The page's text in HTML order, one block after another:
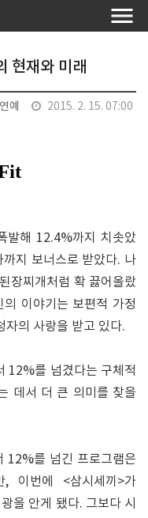
현재와 미래
예 2015. 2. 15. 07:00
발해 12.4%까지 치솟았
지 보너스로 받았다. 나
장찌개처럼 확 끓어올랐
이야기는 보편적 가정
자의 사랑을 받고 있다.
12%를 넘겼다는 구체적
데서 더 큰 의미를 찾을
12%를 넘긴 프로그램은
이번에 <삼시세끼>가
을 안게 됐다. 그보다 시